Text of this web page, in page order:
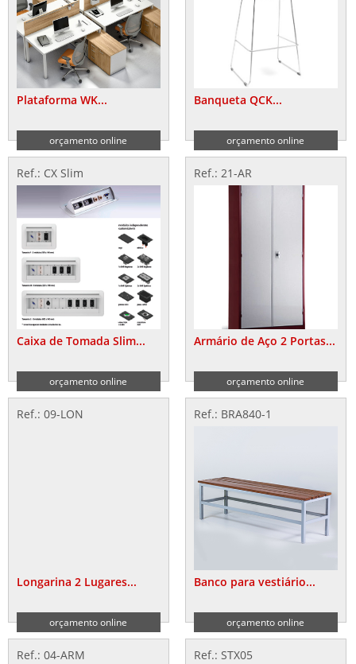
Plataforma WK...
orçamento online
Banqueta QCK...
orçamento online
Ref.: CX Slim
Caixa de Tomada Slim...
orçamento online
Ref.: 21-AR
Armário de Aço 2 Portas...
orçamento online
Ref.: 09-LON
Longarina 2 Lugares...
orçamento online
Ref.: BRA840-1
Banco para vestiário...
orçamento online
Ref.: 04-ARM Ref.: STX05